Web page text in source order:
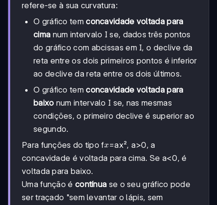
refere-se à sua curvatura:
O gráfico temconcavidade voltada para
cima num intervalo I se, dados três pontos
do gráfico com abcissas em I, o declive da
reta entre os dois primeiros pontos é inferior
ao declive da reta entre os dois últimos.
O gráfico temconcavidade voltada para
baixo num intervalo I se, nas mesmas
condições, o primeiro declive é superior ao
segundo.
Para funções do tipo fx
x=ax², a>0, a
concavidade é voltada para cima. Se a<0, é
voltada para baixo.
Uma função é contínua se o seu gráfico pode
ser traçado "sem levantar o lápis, sem